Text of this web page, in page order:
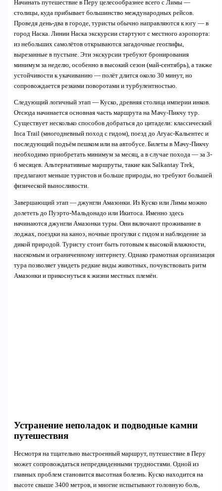
Начинать путешествие в Перу целесообразнее всего с Лимы —
столицы, куда прибывает большинство международных рейсов.
Проведя день-два в городе, туристы обычно направляются к югу — в
город Наска. Линии Наска экскурсии стартуют с местного аэропорта:
из небольших самолётов открываются загадочные геоглифы,
вырезанные в пустыне. Эти экскурсии требуют бронирования
минимум за неделю, особенно в высокий сезон (май-сентябрь), а также
устойчивости к укачиванию — полёт длится около 30 минут, но
сопровождается резкими поворотами и турбулентностью.
Следующий логичный этап — Куско, древняя столица империи инков.
Отсюда начинается основная часть маршрута на Мачу-Пикчу тур.
Существует несколько способов добраться до цитадели: классический
Inca Trail (многодневный поход с гидом), поезд до Агуас-Кальентес и
последующий подъём пешком или на автобусе. Билеты в Мачу-Пикчу
необходимо приобретать минимум за месяц, а в случае похода — за 3-
6 месяцев. Альтернативные маршруты, такие как Salkantay Trek,
предлагают меньше туристов и больше природы, но требуют большей
физической выносливости.
Завершающий этап — джунгли Амазонки. Из Куско или Лимы можно
долететь до Пуэрто-Мальдонадо или Икитоса. Именно здесь
начинаются джунгли Амазонки туры. Они включают проживание в
лоджах, поездки на каноэ, ночные прогулки с гидом и наблюдение за
дикой природой. Туристу стоит быть готовым к высокой влажности,
насекомым и ограниченному интернету. Однако грамотная организация
тура позволяет увидеть редкие виды животных, почувствовать ритм
Амазонки и прикоснуться к жизни местных племён.
Устранение неполадок и подводные камни
путешествия
Несмотря на тщательно выстроенный маршрут, путешествие в Перу
может сопровождаться непредвиденными трудностями. Одной из
главных проблем становится высотная болезнь. Куско находится на
высоте свыше 3400 метров, и многие испытывают головную боль,